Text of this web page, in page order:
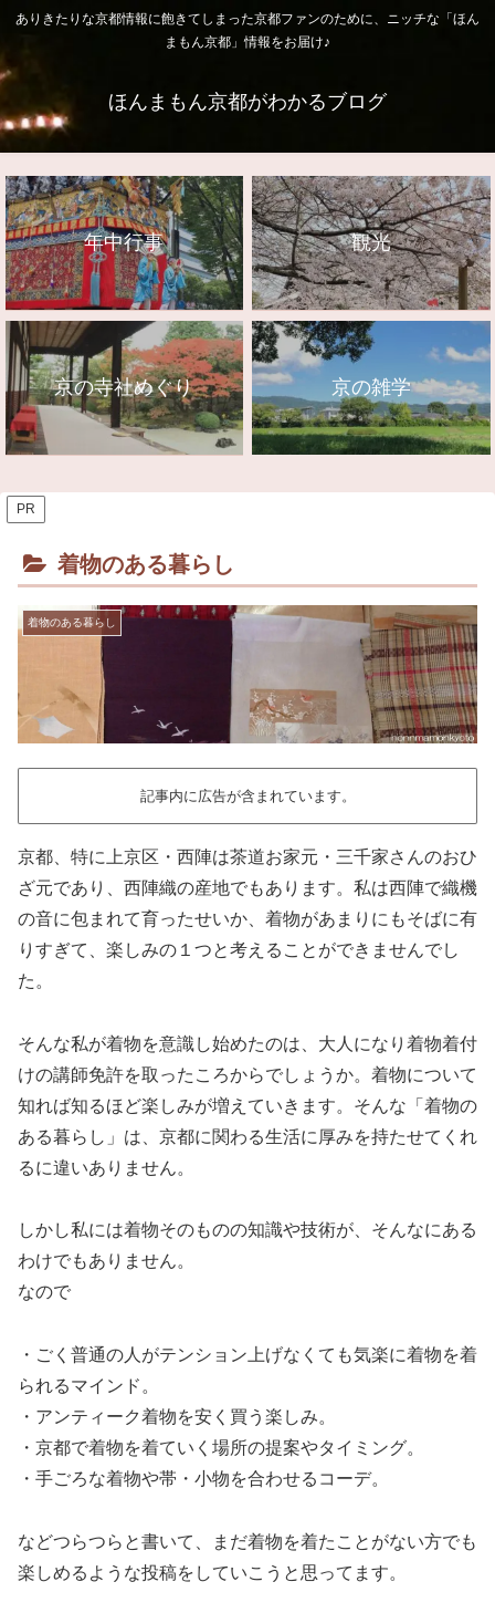
ありきたりな京都情報に飽きてしまった京都ファンのために、ニッチな「ほん
まもん京都」情報をお届け♪
ほんまもん京都がわかるブログ
年中行事 観光
京の寺社めぐり 京の雑学
PR
着物のある暮らし
着物のある暮らし
記事内に広告が含まれています。
京都、特に上京区・西陣は茶道お家元・三千家さんのおひ
ざ元であり、西陣織の産地でもあります。私は西陣で織機
の音に包まれて育ったせいか、着物があまりにもそばに有
りすぎて、楽しみの１つと考えることができませんでし
た。
そんな私が着物を意識し始めたのは、大人になり着物着付
けの講師免許を取ったころからでしょうか。着物について
知れば知るほど楽しみが増えていきます。そんな「着物の
ある暮らし」は、京都に関わる生活に厚みを持たせてくれ
るに違いありません。
しかし私には着物そのものの知識や技術が、そんなにある
わけでもありません。
なので
・ごく普通の人がテンション上げなくても気楽に着物を着
られるマインド。
・アンティーク着物を安く買う楽しみ。
・京都で着物を着ていく場所の提案やタイミング。
・手ごろな着物や帯・小物を合わせるコーデ。
などつらつらと書いて、まだ着物を着たことがない方でも
楽しめるような投稿をしていこうと思ってます。